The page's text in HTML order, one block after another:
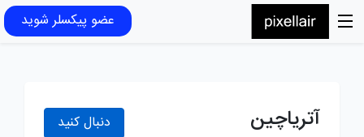
عضو پیکسلر شوید
آتریاچین دنبال کنید